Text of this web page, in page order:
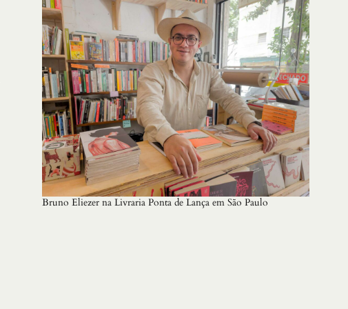
Bruno Eliezer na Livraria Ponta de Lança em São Paulo